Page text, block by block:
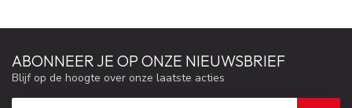
ABONNEER JE OP ONZE NIEUWSBRIEF
Blijf op de hoogte over onze laatste acties